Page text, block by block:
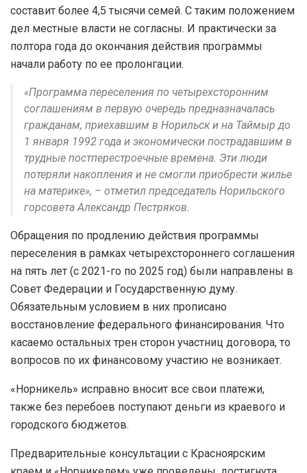
составит более 4,5 тысячи семей. С таким положением
дел местные власти не согласны. И практически за
полтора года до окончания действия программы
начали работу по ее пролонгации.
«Программа переселения по четырехсторонним
соглашениям в первую очередь предназначалась
гражданам, приехавшим в Норильск и на Таймыр до
1 января 1992 года и экономически пострадавшим в
трудные постперестроечные времена. Эти люди
потеряли накопления и не смогли приобрести жилье
на материке», – отметил председатель Норильского
горсовета Александр Пестряков.
Обращения по продлению действия программы
переселения в рамках четырехстороннего соглашения
на пять лет (с 2021-го по 2025 год) были направлены в
Совет Федерации и Государственную думу.
Обязательным условием в них прописано
восстановление федерального финансирования. Что
касаемо остальных трен сторон участниц договора, то
вопросов по их финансовому участию не возникает.
«Норникель» исправно вносит все свои платежи,
также без перебоев поступают деньги из краевого и
городского бюджетов.
Предварительные консультации с Красноярским